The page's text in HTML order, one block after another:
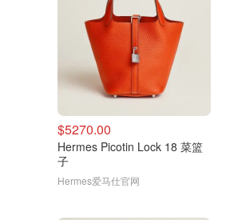
$5270.00
Hermes Picotin Lock 18 菜篮
子
Hermes爱马仕官网